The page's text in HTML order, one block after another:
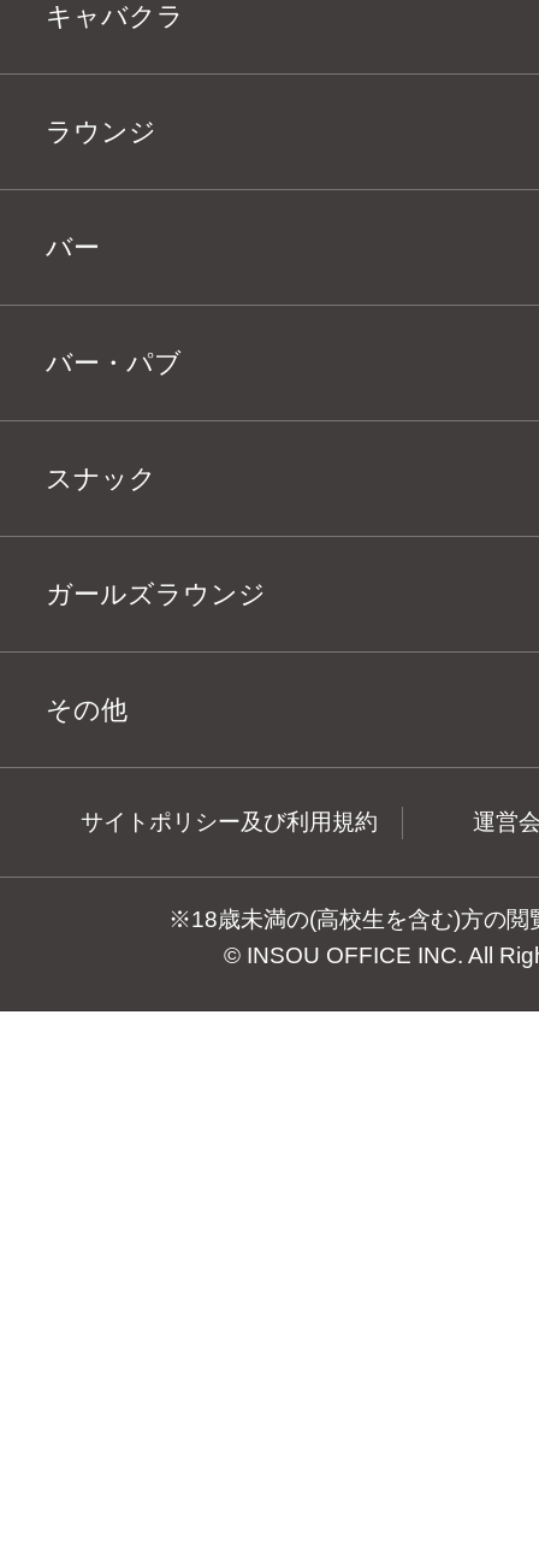
キャバクラ
ラウンジ
バー
バー・パブ
スナック
ガールズラウンジ
その他
サイトポリシー及び利用規約 運営
※18歳未満の(高校生を含む)方の閲
© INSOU OFFICE INC. All